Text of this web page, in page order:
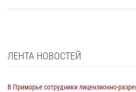
ЛЕНТА НОВОСТЕЙ
В Приморье сотрудники лицензионно-